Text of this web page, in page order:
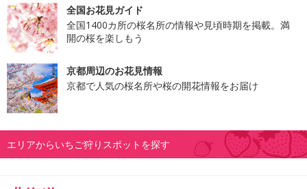
全国お花見ガイド
全国1400カ所の桜名所の情報や見頃時期を掲載。満
開の桜を楽しもう
京都周辺のお花見情報
京都で人気の桜名所や桜の開花情報をお届け
エリアからいちご狩りスポットを探す